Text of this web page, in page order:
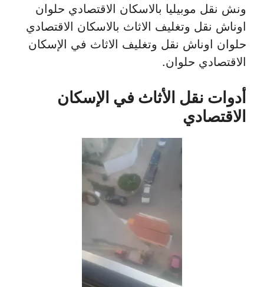
ونش نقل موبيليا بالاسكان الاقتصادي حلوان
اوناش نقل وتغليف الاثاث بالاسكان الاقتصادي
حلوان اوناش نقل وتغليف الاثاث في الإسكان
الاقتصادي حلوان.
أدوات نقل الأثاث في الإسكان
الاقتصادي